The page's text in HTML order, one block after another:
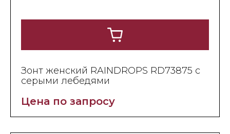
Зонт женский RAINDROPS RD73875 с
серыми лебедями
Цена по запросу